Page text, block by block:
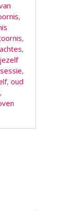
,
,
,
jezelf
,
,oud
,